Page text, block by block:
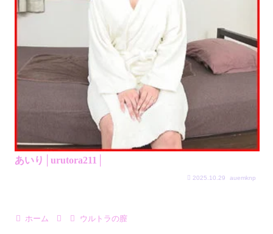
あいり│urutora211│
2025.10.29 auemknp
ホーム ウルトラの膣